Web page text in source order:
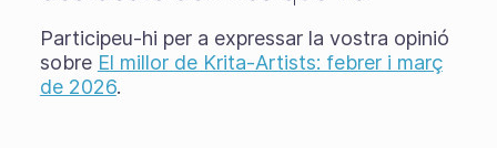
Participeu-hi per a expressar la vostra opinió
sobre El millor de Krita-Artists: febrer i març
de 2026.